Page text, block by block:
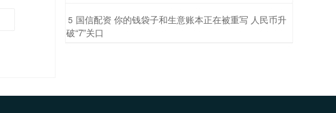
5 ​国信配资 你的钱袋子和生意账本正在被重写 人民币升
破“7”关口